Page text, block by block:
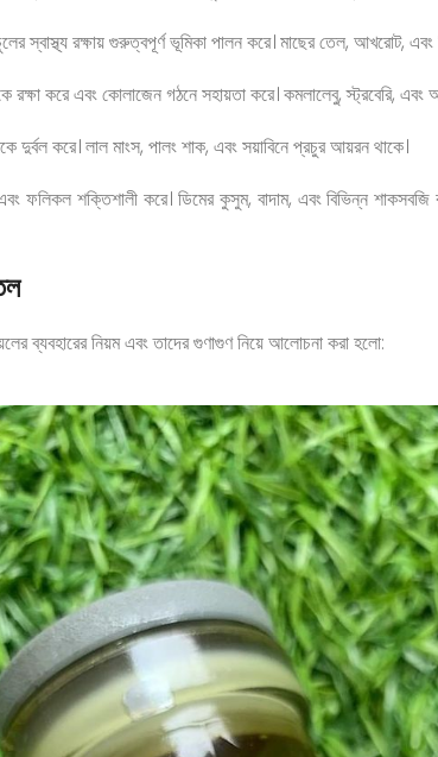
স্বাস্থ্য রক্ষায় গুরুত্বপূর্ণ ভূমিকা পালন করে। মাছের তেল, আখরোট, এবং
রক্ষা করে এবং কোলাজেন গঠনে সহায়তা করে। কমলালেবু, স্ট্রবেরি,
করে। লাল মাংস, পালং শাক, এবং সয়াবিনে প্রচুর আয়রন থাকে।
এবং ফলিকল শক্তিশালী করে। ডিমের কুসুম, বাদাম, এবং বিভিন্ন
ব্যবহারের নিয়ম এবং তাদের গুণাগুণ নিয়ে আলোচনা করা হলো: